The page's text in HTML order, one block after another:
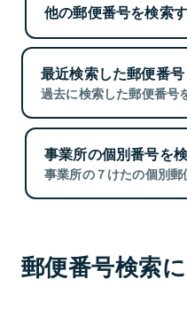
他の郵便番号を検索
最近検索した郵便番号
過去に検索した郵便番号
事業所の個別番号を
事業所の７けたの個別郵
郵便番号検索